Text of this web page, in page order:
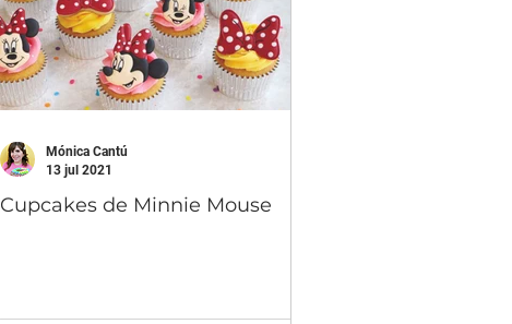
Cupcakes de Minnie Mouse
Mónica Cantú
13 jul 2021